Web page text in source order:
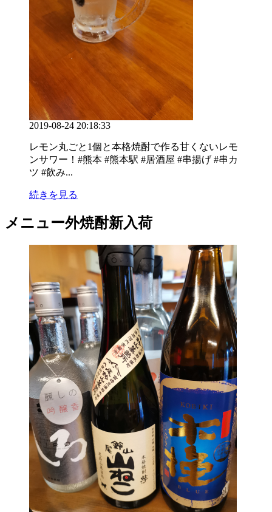
2019-08-24 20:18:33
レモン丸ごと1個と本格焼酎で作る甘くないレモ
ンサワー！#熊本 #熊本駅 #居酒屋 #串揚げ #串カ
ツ #飲み...
続きを見る
メニュー外焼酎新入荷